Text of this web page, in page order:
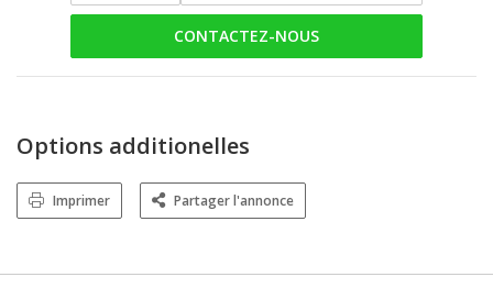
CONTACTEZ-NOUS
Options additionelles
Imprimer Partager l'annonce